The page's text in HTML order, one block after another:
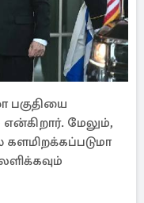
பகுதியை
மேலும்,